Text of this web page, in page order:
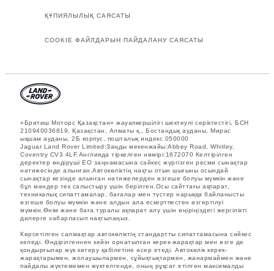
ҚҰПИЯЛЫЛЫҚ САЯСАТЫ
COOKIE ФАЙЛДАРЫН ПАЙДАЛАНУ САЯСАТЫ
«Бритиш Моторс Қазақстан» жауапкершілігі шектеулі серіктестігі, БСН
210940036819, Қазақстан, Алматы қ., Бостандық ауданы, Мирас
ықшам ауданы, 2Б корпус, пошталық индекс 050000
Jaguar Land Rover Limited:Заңды мекенжайы:Abbey Road, Whitley,
Coventry CV3 4LF.Англияда тіркелген нөмірі:1672070 Келтірілген
деректер өндіруші ЕО заңнамасына сәйкес жүргізген ресми сынақтар
нәтижесінде алынған.Автокөліктің нақты отын шығыны осындай
сынақтар кезінде алынған нәтижелерден өзгеше болуы мүмкін және
бұл мәндер тек салыстыру үшін берілген.Осы сайттағы ақпарат,
техникалық сипаттамалар, бағалар мен түстер нарыққа байланысты
өзгеше болуы мүмкін және алдын ала ескертпестен өзгертілуі
мүмкін.Өнім және баға туралы ақпарат алу үшін өңіріңіздегі жергілікті
дилерге хабарласып нақтылаңыз.
Көрсетілген салмақтар автокөліктің стандартты сипаттамасына сәйкес
келеді. Өндірілгеннен кейін орнатылған керек-жарақтар мен өзге де
қондырғылар жүк көтеру қабілетіне әсер етеді. Автокөлік керек-
жарақтарымен, жолаушылармен, сұйықтықтармен, жанармаймен және
пайдалы жүктемемен жүктелгенде, оның рұқсат етілген максималды